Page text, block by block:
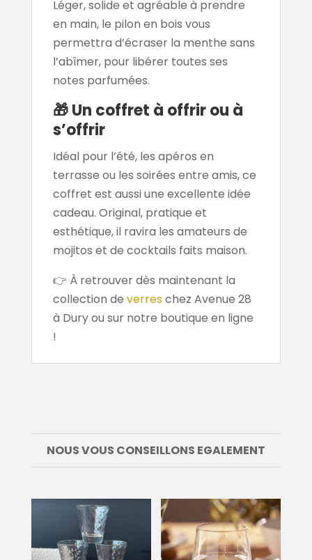
Léger, solide et agréable à prendre
en main, le pilon en bois vous
permettra d’écraser la menthe sans
l’abîmer, pour libérer toutes ses
notes parfumées.
🎁Un coffret à offrir ou à
s’offrir
Idéal pour l’été, les apéros en
terrasse ou les soirées entre amis, ce
coffret est aussi une excellente idée
cadeau. Original, pratique et
esthétique, il ravira les amateurs de
mojitos et de cocktails faits maison.
👉 À retrouver dès maintenant la
collection de verreschez Avenue 28
à Dury ou sur notre boutique en ligne
!
NOUS VOUS CONSEILLONS EGALEMENT